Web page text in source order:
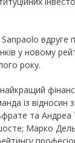
вдруге
у новому
року.
із відносин
та Андреа
Марко